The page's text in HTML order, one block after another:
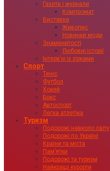
Газети і журнали
Компромат
Виставка
Живопис
Новинки моди
Знаменитості
Любовні історії
Інтервʼю із зірками
Спорт
Теніс
Футбол
Хокей
Бокс
Автоспорт
Легка атлетіка
Туризм
Подорожі навколо світу
Подорожі по Україні
Країни та міста
Пам’ятки
Подорожі та туризм
Найкращі курорти